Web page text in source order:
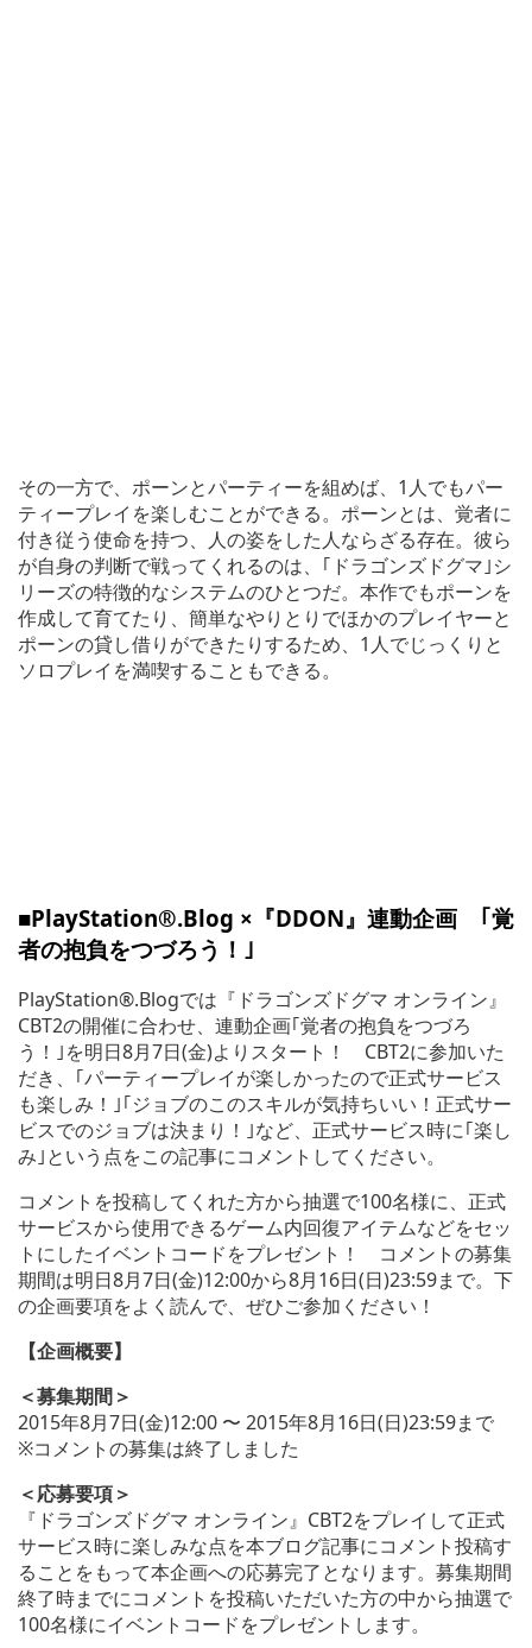
その一方で、ポーンとパーティーを組めば、1人でもパー
ティープレイを楽しむことができる。ポーンとは、覚者に
付き従う使命を持つ、人の姿をした人ならざる存在。彼ら
が自身の判断で戦ってくれるのは、｢ドラゴンズドグマ｣シ
リーズの特徴的なシステムのひとつだ。本作でもポーンを
作成して育てたり、簡単なやりとりでほかのプレイヤーと
ポーンの貸し借りができたりするため、1人でじっくりと
ソロプレイを満喫することもできる。
■PlayStation®.Blog ×『DDON』連動企画 ｢覚
者の抱負をつづろう！｣
PlayStation®.Blogでは『ドラゴンズドグマ オンライン』
CBT2の開催に合わせ、連動企画｢覚者の抱負をつづろ
う！｣を明日8月7日(金)よりスタート！ CBT2に参加いた
だき、｢パーティープレイが楽しかったので正式サービス
も楽しみ！｣｢ジョブのこのスキルが気持ちいい！正式サー
ビスでのジョブは決まり！｣など、正式サービス時に｢楽し
み｣という点をこの記事にコメントしてください。
コメントを投稿してくれた方から抽選で100名様に、正式
サービスから使用できるゲーム内回復アイテムなどをセッ
トにしたイベントコードをプレゼント！ コメントの募集
期間は明日8月7日(金)12:00から8月16日(日)23:59まで。下
の企画要項をよく読んで、ぜひご参加ください！
【企画概要】
＜募集期間＞
2015年8月7日(金)12:00 〜 2015年8月16日(日)23:59まで
※コメントの募集は終了しました
＜応募要項＞
『ドラゴンズドグマ オンライン』CBT2をプレイして正式
サービス時に楽しみな点を本ブログ記事にコメント投稿す
ることをもって本企画への応募完了となります。募集期間
終了時までにコメントを投稿いただいた方の中から抽選で
100名様にイベントコードをプレゼントします。